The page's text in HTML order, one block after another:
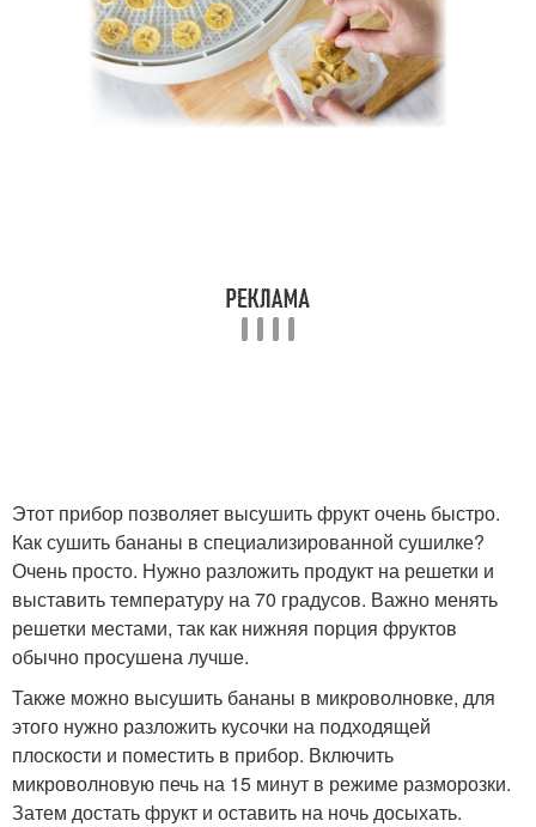
Этот прибор позволяет высушить фрукт очень быстро.
Как сушить бананы в специализированной сушилке?
Очень просто. Нужно разложить продукт на решетки и
выставить температуру на 70 градусов. Важно менять
решетки местами, так как нижняя порция фруктов
обычно просушена лучше.
Также можно высушить бананы в микроволновке, для
этого нужно разложить кусочки на подходящей
плоскости и поместить в прибор. Включить
микроволновую печь на 15 минут в режиме разморозки.
Затем достать фрукт и оставить на ночь досыхать.